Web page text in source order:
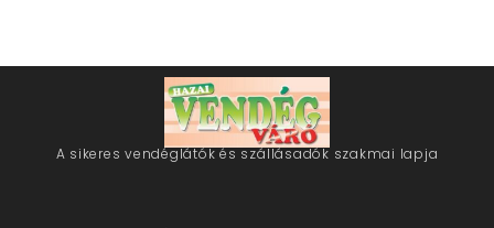
A sikeres vendéglátók és szállásadók szakmai lapja